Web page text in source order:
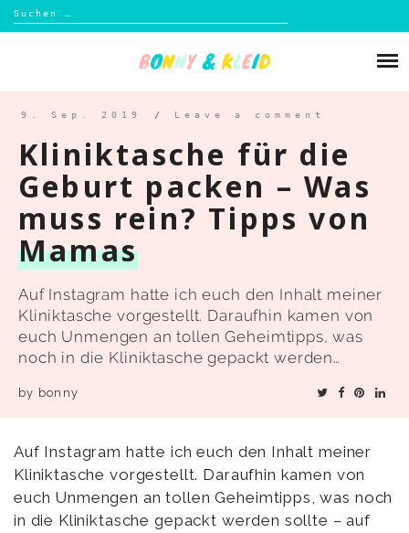
Suchen
nach:
9. Sep. 2019 / Leave a comment
Kliniktasche für die
Geburt packen – Was
muss rein? Tipps von
Mamas
Auf Instagram hatte ich euch den Inhalt meiner
Kliniktasche vorgestellt. Daraufhin kamen von
euch Unmengen an tollen Geheimtipps, was
noch in die Kliniktasche gepackt werden…
by bonny
Auf Instagram hatte ich euch den Inhalt meiner
Kliniktasche vorgestellt. Daraufhin kamen von
euch Unmengen an tollen Geheimtipps, was noch
in die Kliniktasche gepackt werden sollte – auf